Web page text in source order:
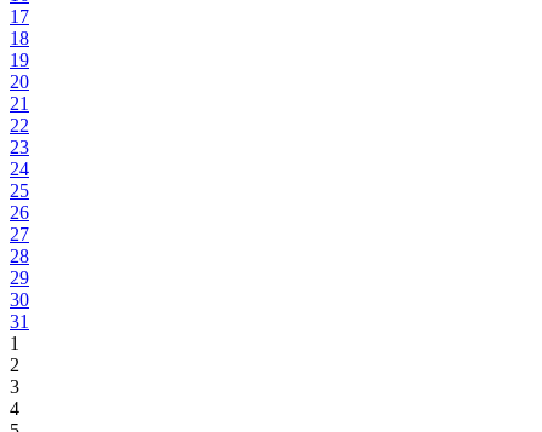
17
18
19
20
21
22
23
24
25
26
27
28
29
30
31
1
2
3
4